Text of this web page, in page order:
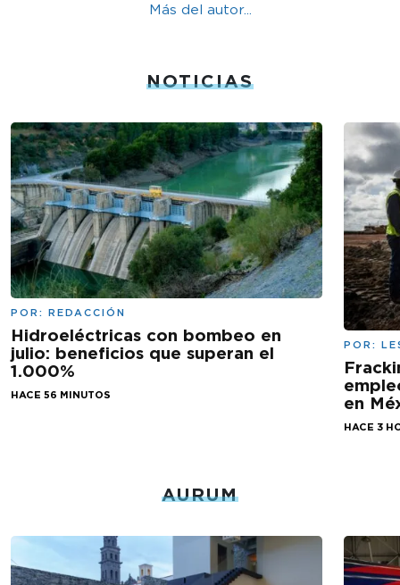
Más del autor...
NOTICIAS
POR: REDACCIÓN
Hidroeléctricas con bombeo en
julio: beneficios que superan el
1.000%
HACE 56 MINUTOS
POR:
en
HACE 3
AURUM